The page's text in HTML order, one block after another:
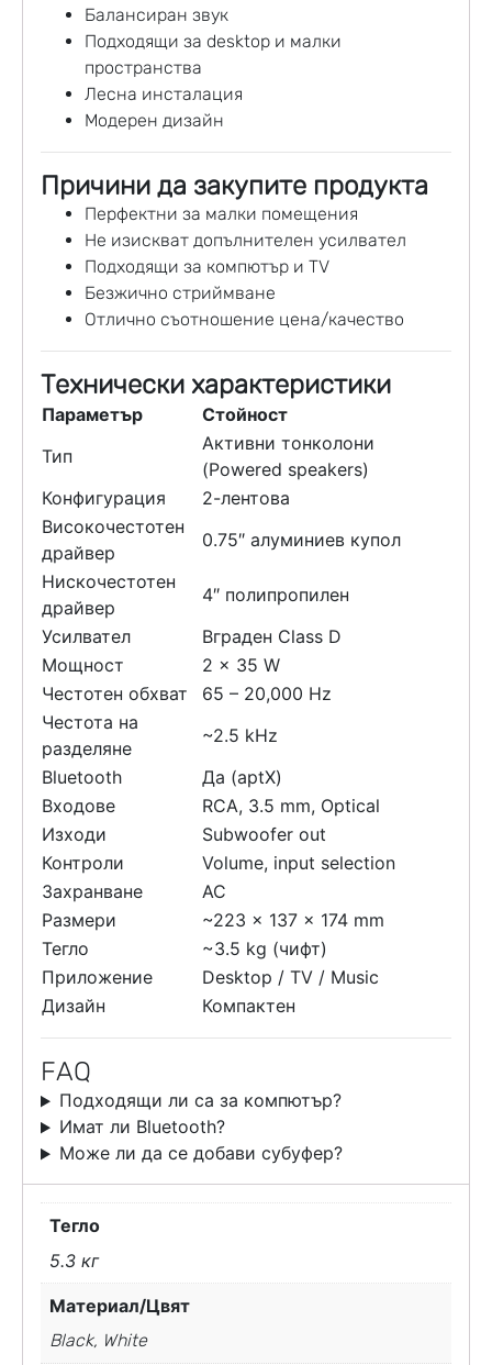
Балансиран звук
Подходящи за desktop и малки
пространства
Лесна инсталация
Модерен дизайн
Причини да закупите продукта
Перфектни за малки помещения
Не изискват допълнителен усилвател
Подходящи за компютър и TV
Безжично стриймване
Отлично съотношение цена/качество
Технически характеристики
Параметър
Стойност
Тип
Активни тонколони
(Powered speakers)
Конфигурация
2-лентова
Високочестотен
драйвер
0.75″ алуминиев купол
Нискочестотен
драйвер
4″ полипропилен
Усилвател
Вграден Class D
Мощност
2 x 35 W
Честотен обхват
65 – 20,000 Hz
Честота на
разделяне
~2.5 kHz
Bluetooth
Да (aptX)
Входове
RCA, 3.5 mm, Optical
Изходи
Subwoofer out
Контроли
Volume, input selection
Захранване
AC
Размери
~223 x 137 x 174 mm
Тегло
~3.5 kg (чифт)
Приложение
Desktop / TV / Music
Дизайн
Компактен
FAQ
Подходящи ли са за компютър?
Имат ли Bluetooth?
Може ли да се добави субуфер?
Тегло
5.3 кг
Материал/Цвят
Black, White